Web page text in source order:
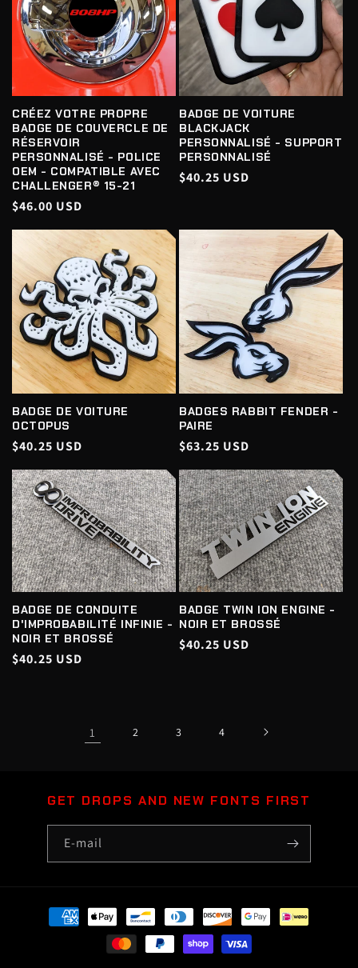
CRÉEZ VOTRE PROPRE
BADGE DE COUVERCLE DE
RÉSERVOIR
PERSONNALISÉ - POLICE
OEM - COMPATIBLE AVEC
CHALLENGER® 15-21
Prix
$46.00 USD
BADGE DE VOITURE
BLACKJACK
PERSONNALISÉ - SUPPORT
PERSONNALISÉ
Prix
$40.25 USD
BADGE DE VOITURE
OCTOPUS
Prix
$40.25 USD
BADGES RABBIT FENDER -
PAIRE
Prix
$63.25 USD
BADGE DE CONDUITE
D'IMPROBABILITÉ INFINIE -
NOIR ET BROSSÉ
Prix
$40.25 USD
BADGE TWIN ION ENGINE -
NOIR ET BROSSÉ
Prix
$40.25 USD
1 2 3 4
GET DROPS AND NEW FONTS FIRST
E-mail
Moyens